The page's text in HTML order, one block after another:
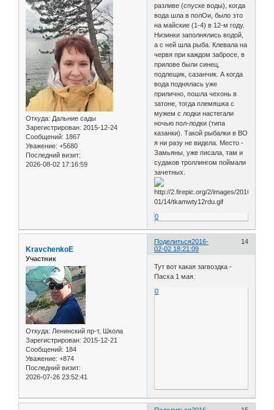
Откуда: Дальние сады
Зарегистрирован: 2015-12-24
Сообщений: 1867
Уважение: +5680
Последний визит:
2026-08-02 17:16:59
разливе (спуске воды), когда
вода шла в полОи, было это
на майские (1-4) в 12-м году.
Низинки заполнялись водой,
а с ней шла рыба. Клевала на
червя при каждом забросе, в
прилове были синец,
подлещик, сазанчик. А когда
вода поднялась уже
прилично, пошла чехонь в
затоне, тогда племяшка с
мужем с лодки настегали
ночью пол-лодки (типа
казанки). Такой рыбалки в ВО
я ни разу не видела. Место -
Замьяны, уже писала, там и
судаков троллингом поймали
зачетных.
0
Поделиться 14
2016-
02-02 18:21:09
KravchenkoE
Участник
Откуда: Ленинский пр-т, Школа
Зарегистрирован: 2015-12-21
Сообщений: 184
Уважение: +874
Последний визит:
2026-07-26 23:52:41
Тут вот какая загвоздка -
Пасха 1 мая.
0